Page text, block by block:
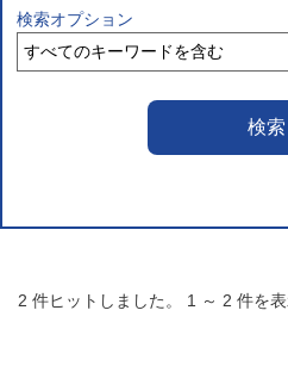
検索オプション
2 件ヒットしました。 1 ～ 2 件を表